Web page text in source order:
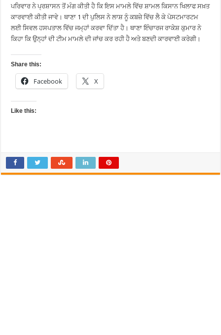
ਪਰਿਵਾਰ ਨੇ ਪ੍ਰਸ਼ਾਸਨ ਤੋਂ ਮੰਗ ਕੀਤੀ ਹੈ ਕਿ ਇਸ ਮਾਮਲੇ ਵਿੱਚ ਸ਼ਾਮਲ ਕਿਸਾਨ ਖਿਲਾਫ ਸਖ਼ਤ
ਕਾਰਵਾਈ ਕੀਤੀ ਜਾਵੇ। ਥਾਣਾ 1 ਦੀ ਪੁਲਿਸ ਨੇ ਲਾਸ਼ ਨੂੰ ਕਬਜ਼ੇ ਵਿੱਚ ਲੈ ਕੇ ਪੋਸਟਮਾਰਟਮ
ਲਈ ਸਿਵਲ ਹਸਪਤਾਲ ਵਿੱਚ ਜਮ੍ਹਾਂ ਕਰਵਾ ਦਿੱਤਾ ਹੈ। ਥਾਣਾ ਇੰਚਾਰਜ ਰਾਕੇਸ਼ ਕੁਮਾਰ ਨੇ
ਕਿਹਾ ਕਿ ਉਨ੍ਹਾਂ ਦੀ ਟੀਮ ਮਾਮਲੇ ਦੀ ਜਾਂਚ ਕਰ ਰਹੀ ਹੈ ਅਤੇ ਬਣਦੀ ਕਾਰਵਾਈ ਕਰੇਗੀ।
Share this:
Facebook X
Like this: